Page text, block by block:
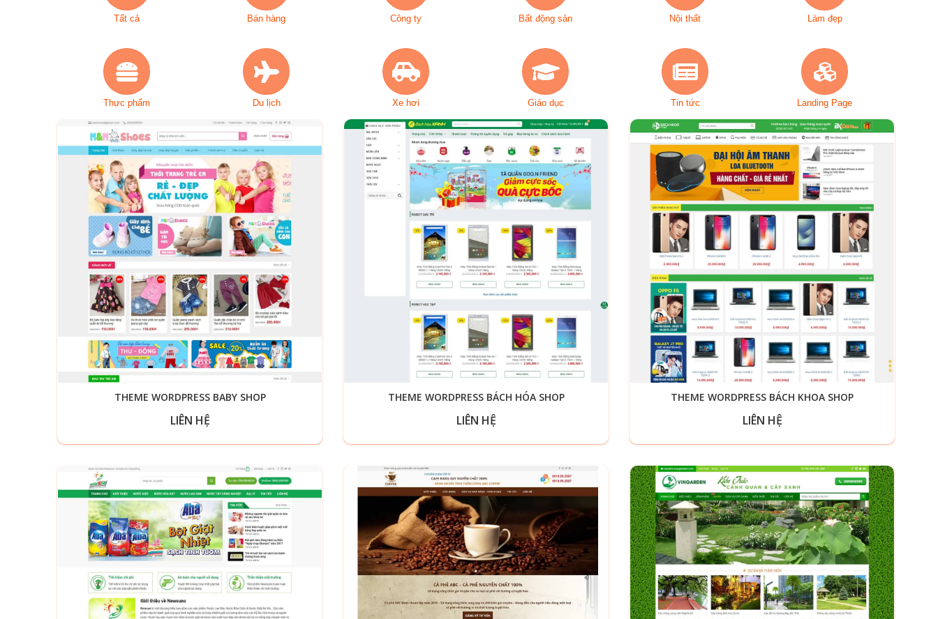
Tất cả Bán hàng Công ty Bất động sản Nội thất Làm đẹp
Thực phẩm Du lịch Xe hơi Giáo dục Tin tức Landing Page
THEME WORDPRESS BABY SHOP
LIÊN HỆ
THEME WORDPRESS BÁCH HÓA SHOP
LIÊN HỆ
THEME WORDPRESS BÁCH KHOA SHOP
LIÊN HỆ